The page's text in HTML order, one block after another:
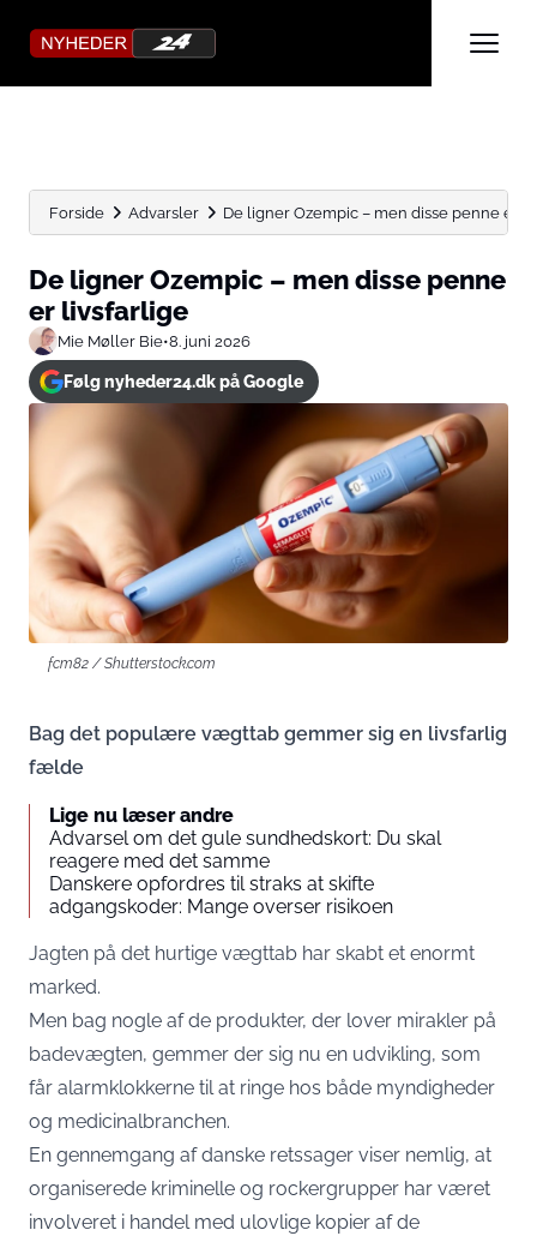
Forside Advarsler De ligner Ozempic – men disse penne er
De ligner Ozempic – men disse penne
er livsfarlige
Mie Møller Bie•8. juni 2026
Følg nyheder24.dk på Google
fcm82 / Shutterstock.com
Bag det populære vægttab gemmer sig en livsfarlig
fælde
Lige nu læser andre
Advarsel om det gule sundhedskort: Du skal
reagere med det samme
Danskere opfordres til straks at skifte
adgangskoder: Mange overser risikoen
Jagten på det hurtige vægttab har skabt et enormt
marked.
Men bag nogle af de produkter, der lover mirakler på
badevægten, gemmer der sig nu en udvikling, som
får alarmklokkerne til at ringe hos både myndigheder
og medicinalbranchen.
En gennemgang af danske retssager viser nemlig, at
organiserede kriminelle og rockergrupper har været
involveret i handel med ulovlige kopier af de